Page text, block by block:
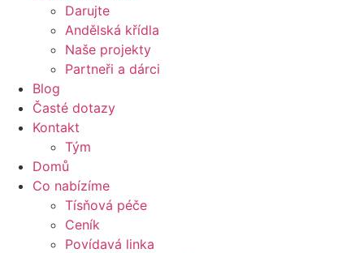
Darujte
Andělská křídla
Naše projekty
Partneři a dárci
Blog
Časté dotazy
Kontakt
Tým
Domů
Co nabízíme
Tísňová péče
Ceník
Povídavá linka